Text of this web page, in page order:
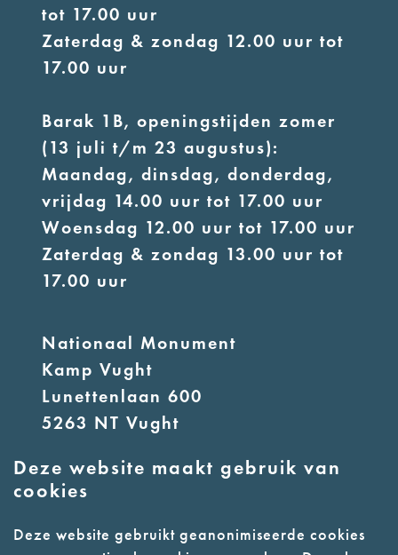
Deze website maakt gebruik van
cookies
Deze website gebruikt geanonimiseerde cookies
tot 17.00 uur
Zaterdag & zondag 12.00 uur tot
17.00 uur
Barak 1B, openingstijden zomer
(13 juli t/m 23 augustus):
Maandag, dinsdag, donderdag,
vrijdag 14.00 uur tot 17.00 uur
Woensdag 12.00 uur tot 17.00 uur
Zaterdag & zondag 13.00 uur tot
17.00 uur
Nationaal Monument
Kamp Vught
Lunettenlaan 600
5263 NT Vught
E:info@nmkampvught.nl